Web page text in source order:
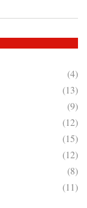
(4)
(13)
(9)
(12)
(15)
(12)
(8)
(11)